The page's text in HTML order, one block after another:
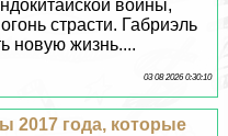
войны,
страсти. Габриэль
новую жизнь....
03 08 2026 0:30:10
2017 года, которые